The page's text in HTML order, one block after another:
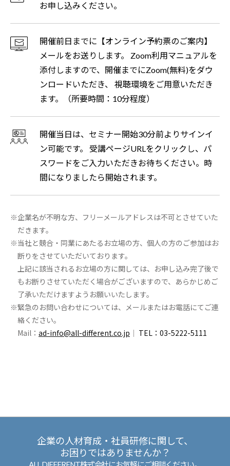
お申し込みください。
開催前日までに【オンライン予約票のご案内】
メールをお送りします。 Zoom利用マニュアルを
添付しますので、開催までにZoom(無料)をダウ
ンロードいただき、 視聴環境をご用意いただき
ます。（所要時間：10分程度）
開催当日は、セミナー開始30分前よりサインイ
ン可能です。 受講ページURLをクリックし、パ
スワードをご入力いただきお待ちください。時
間になりましたら開始されます。
企業名が不明な方、フリーメールアドレスは不可とさせていた
だきます。
当社と競合・同業にあたるお立場の方、個人の方のご参加はお
断りをさせていただいております。
上記に該当されるお立場の方に関しては、お申し込み完了後で
もお断りさせていただく場合がございますので、あらかじめご
了承いただけますようお願いいたします。
緊急のお問い合わせについては、メールまたはお電話にてご連
絡ください。
Mail： ad-info@all-different.co.jp ｜ TEL：03-5222-5111
企業の人材育成・社員研修に関して、
お困りではありませんか？